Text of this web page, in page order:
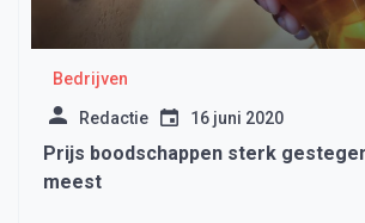
Bedrijven
Redactie 16 juni 2020
Prijs boodschappen sterk
meest